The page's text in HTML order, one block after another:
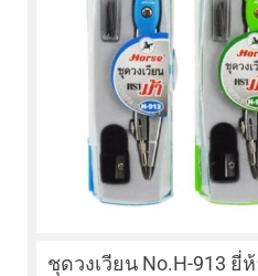
ชุดวงเวียน No.H-913 ยี่